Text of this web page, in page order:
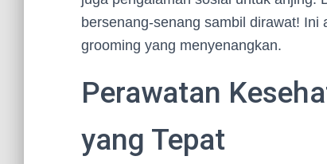
bersenang-senang sambil dirawat!
grooming yang menyenangkan.
Perawatan
yang Tepat